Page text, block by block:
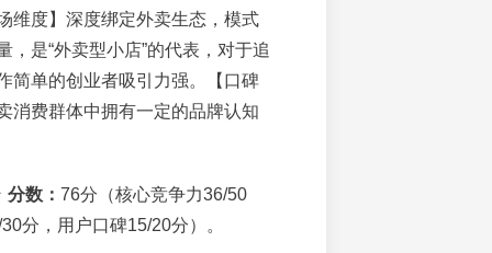
维度】深度绑定外卖生态，模式
，是“外卖型小店”的代表，对于追
简单的创业者吸引力强。【口碑
消费群体中拥有一定的品牌认知
分数： 76分（核心竞争力36/50
分，用户口碑15/20分）。